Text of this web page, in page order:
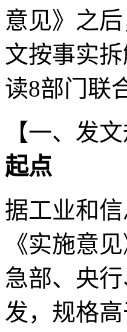
意见》之
文按事实
读8部门联
【一、发
起点
据工业和
《实施意
急部、央
发，规格